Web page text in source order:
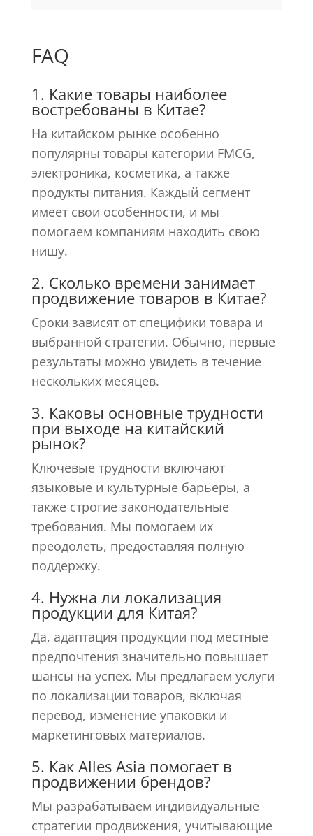
FAQ
1. Какие товары наиболее
востребованы в Китае?
На китайском рынке особенно
популярны товары категории FMCG,
электроника, косметика, а также
продукты питания. Каждый сегмент
имеет свои особенности, и мы
помогаем компаниям находить свою
нишу.
2. Сколько времени занимает
продвижение товаров в Китае?
Сроки зависят от специфики товара и
выбранной стратегии. Обычно, первые
результаты можно увидеть в течение
нескольких месяцев.
3. Каковы основные трудности
при выходе на китайский
рынок?
Ключевые трудности включают
языковые и культурные барьеры, а
также строгие законодательные
требования. Мы помогаем их
преодолеть, предоставляя полную
поддержку.
4. Нужна ли локализация
продукции для Китая?
Да, адаптация продукции под местные
предпочтения значительно повышает
шансы на успех. Мы предлагаем услуги
по локализации товаров, включая
перевод, изменение упаковки и
маркетинговых материалов.
5. Как Alles Asia помогает в
продвижении брендов?
Мы разрабатываем индивидуальные
стратегии продвижения, учитывающие